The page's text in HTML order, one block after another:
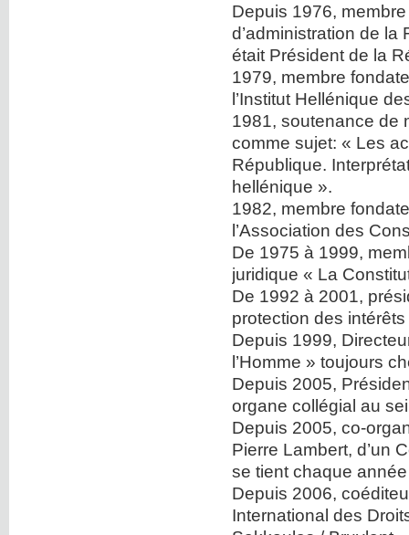
Depuis 1976,
d’administration de la
était Président de la
1979, membre
l’Institut Hellénique
1981, soutenance de
comme sujet: « Les
République.
hellénique ».
1982, membre
l’Association des
De 1975 à 1999,
juridique « La
De 1992 à 2001,
protection des
Depuis 1999,
l’Homme » toujours
Depuis 2005,
organe collégial au
Depuis 2005, co-
Pierre Lambert, d’un
se tient chaque
Depuis 2006,
International des